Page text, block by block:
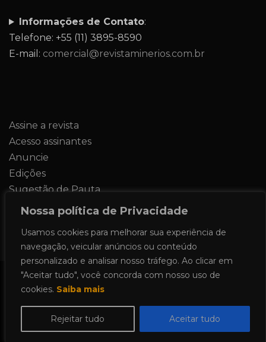
Nossa política de Privacidade
Usamos cookies para melhorar sua experiência de
navegação, veicular anúncios ou conteúdo
personalizado e analisar nosso tráfego. Ao clicar em
"Aceitar tudo", você concorda com nosso uso de
cookies. Saiba mais
Rejeitar tudo Aceitar tudo
Informações de Contato:
Telefone: +55 (11) 3895-8590
E-mail: comercial@revistaminerios.com.br
Assine a revista
Acesso assinantes
Anuncie
Edições
Sugestão de Pauta
Contato
Todos os direitos reservados 2024.
Allure News by
Candid Themes.